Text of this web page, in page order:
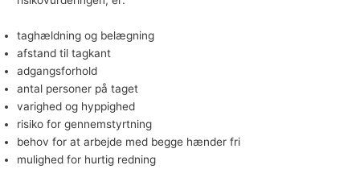
taghældning og belægning
afstand til tagkant
adgangsforhold
antal personer på taget
varighed og hyppighed
risiko for gennemstyrtning
behov for at arbejde med begge hænder fri
mulighed for hurtig redning